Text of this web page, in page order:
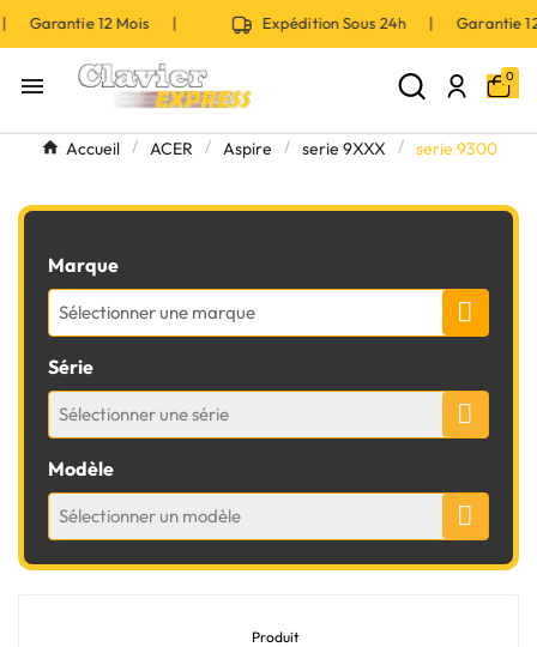
| Garantie 12 Mois | Expédition Sous 24h | Garantie
 0
Accueil ACER Aspire serie 9XXX serie 9300
Marque
Sélectionner une marque
Série
Sélectionner une série
Modèle
Sélectionner un modèle
Produit